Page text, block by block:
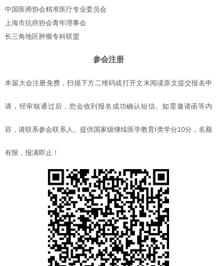
中国医师协会精准医疗专业委员会
上海市抗癌协会青年理事会
长三角地区肿瘤专科联盟
参会注册
本届大会注册免费，扫描下方二维码或打开文末阅读原文提交报名申
请，经审核通过后，您会收到报名成功确认短信。如需邀请函等内
容，请联系参会联系人。提供国家级继续医学教育I类学分10分，名额
有限，报满即止！